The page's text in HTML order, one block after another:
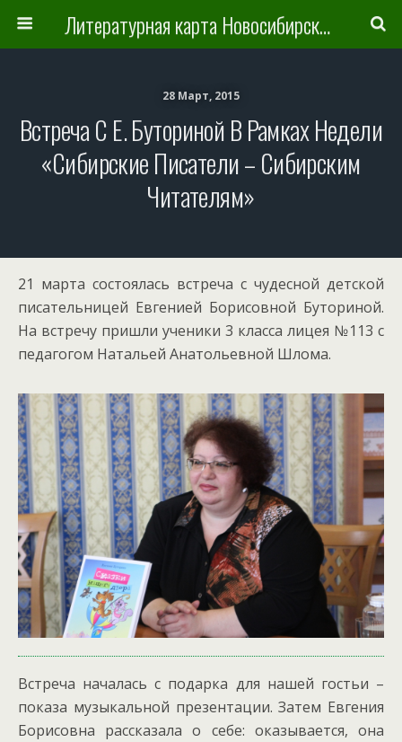
Литературная карта Новосибирска и Новосибирской области
28 Март, 2015
Встреча С Е. Буториной В Рамках Недели
«Сибирские Писатели – Сибирским
Читателям»
21 марта состоялась встреча с чудесной детской
писательницей Евгенией Борисовной Буториной.
На встречу пришли ученики 3 класса лицея №113 с
педагогом Натальей Анатольевной Шлома.
Встреча началась с подарка для нашей гостьи –
показа музыкальной презентации. Затем Евгения
Борисовна рассказала о себе: оказывается, она